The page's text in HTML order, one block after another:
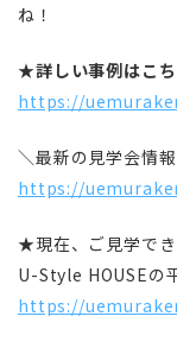
ね！
★詳しい事例はこ
https://
＼最新の見学会情
https://
★現在、ご見学で
U-Style HOUSEの
https://